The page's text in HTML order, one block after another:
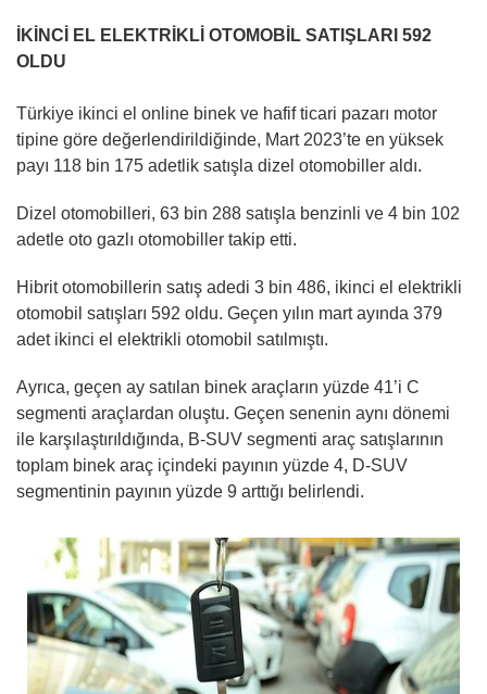
İKİNCİ EL ELEKTRİKLİ OTOMOBİL SATIŞLARI 592
OLDU
Türkiye ikinci el online binek ve hafif ticari pazarı motor
tipine göre değerlendirildiğinde, Mart 2023’te en yüksek
payı 118 bin 175 adetlik satışla dizel otomobiller aldı.
Dizel otomobilleri, 63 bin 288 satışla benzinli ve 4 bin 102
adetle oto gazlı otomobiller takip etti.
Hibrit otomobillerin satış adedi 3 bin 486, ikinci el elektrikli
otomobil satışları 592 oldu. Geçen yılın mart ayında 379
adet ikinci el elektrikli otomobil satılmıştı.
Ayrıca, geçen ay satılan binek araçların yüzde 41’i C
segmenti araçlardan oluştu. Geçen senenin aynı dönemi
ile karşılaştırıldığında, B-SUV segmenti araç satışlarının
toplam binek araç içindeki payının yüzde 4, D-SUV
segmentinin payının yüzde 9 arttığı belirlendi.